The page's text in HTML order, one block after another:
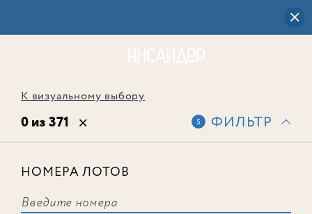
К визуальному выбору
0 из 371 5 ФИЛЬТР
НОМЕРА ЛОТОВ
соответствует ни одного лота